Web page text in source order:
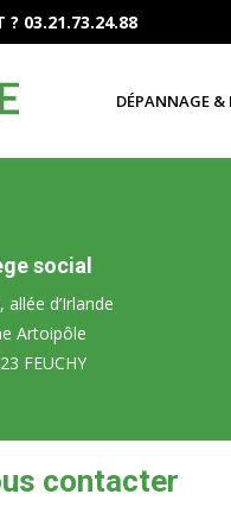
? 03.21.73.24.88
DÉPANNAGE
social
allée d’Irlande
Artoipôle
FEUCHY
contacter